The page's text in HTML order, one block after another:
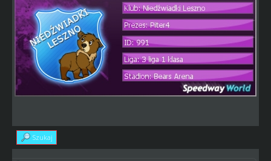
Szukaj